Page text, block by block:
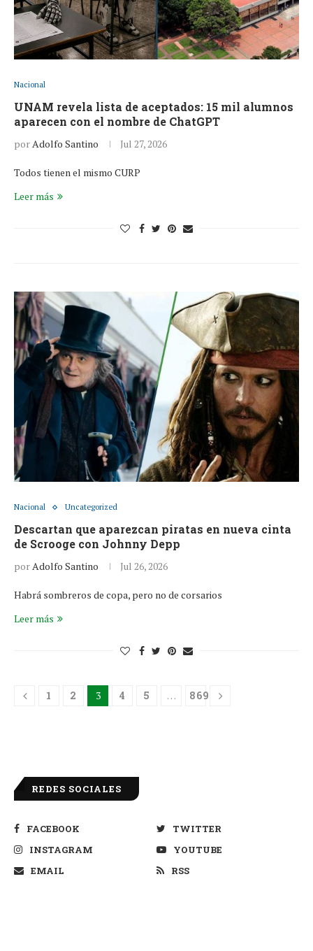
Nacional
UNAM revela lista de aceptados: 15 mil alumnos
aparecen con el nombre de ChatGPT
porAdolfo Santino Jul 27, 2026
Todos tienen el mismo CURP
Leer más
Nacional Uncategorized
Descartan que aparezcan piratas en nueva cinta
de Scrooge con Johnny Depp
porAdolfo Santino Jul 26, 2026
Habrá sombreros de copa, pero no de corsarios
Leer más
1 2 3 4 5 … 869
REDES SOCIALES
FACEBOOK
TWITTER
INSTAGRAM
YOUTUBE
EMAIL
RSS